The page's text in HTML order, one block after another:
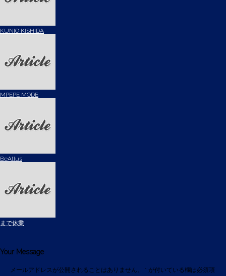
KUNIO KISHIDA
MPEPE MODE
BeAtlus
まで休業
Your Message
メールアドレスが公開されることはありません。 * が付いている欄は必須項